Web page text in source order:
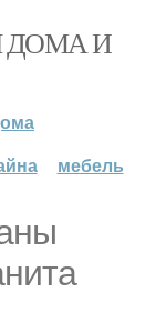
ДОМА И
мебель